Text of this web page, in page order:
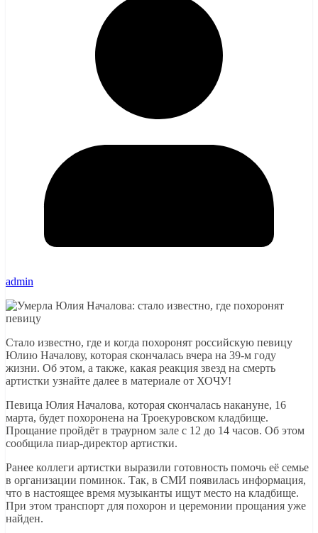
admin
Стало известно, где и когда похоронят российскую певицу
Юлию Началову, которая скончалась вчера на 39-м году
жизни. Об этом, а также, какая реакция звезд на смерть
артистки узнайте далее в материале от ХОЧУ!
Певица Юлия Началова, которая скончалась накануне, 16
марта, будет похоронена на Троекуровском кладбище.
Прощание пройдёт в траурном зале с 12 до 14 часов. Об этом
сообщила пиар-директор артистки.
Ранее коллеги артистки выразили готовность помочь её семье
в организации поминок. Так, в СМИ появилась информация,
что в настоящее время музыканты ищут место на кладбище.
При этом транспорт для похорон и церемонии прощания уже
найден.